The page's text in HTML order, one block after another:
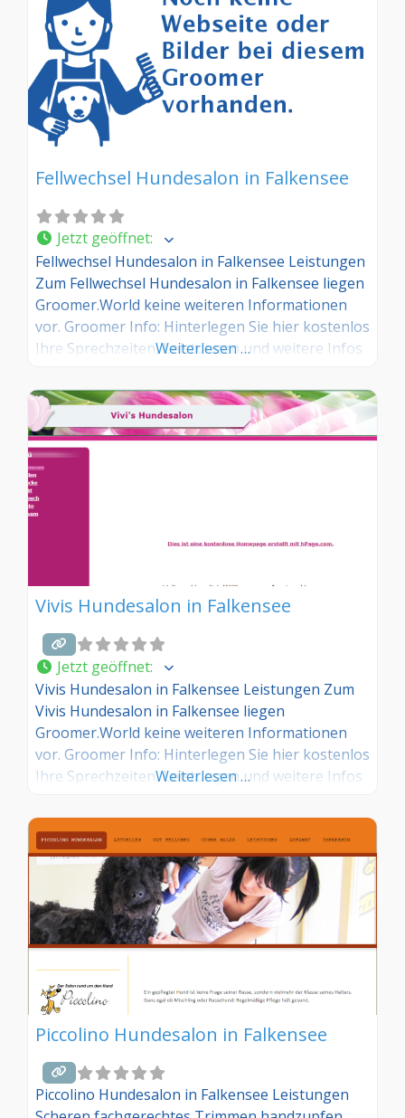
Fellwechsel Hundesalon in Falkensee
Jetzt geöffnet:
Fellwechsel Hundesalon in Falkensee Leistungen
Zum Fellwechsel Hundesalon in Falkensee liegen
Groomer.World keine weiteren Informationen
vor. Groomer Info: Hinterlegen Sie hier kostenlos
Ihre Sprechzeiten, Leistungen und weitere Infos
Hundesalons? Dann teilen Sie Ihre Erfahrungen
über die Kommentarfunktion unten mit anderen
Hundebesitzer/innen!
Weiterlesen …
Vivis Hundesalon in Falkensee
Jetzt geöffnet:
Vivis Hundesalon in Falkensee Leistungen Zum
Vivis Hundesalon in Falkensee liegen
Groomer.World keine weiteren Informationen
vor. Groomer Info: Hinterlegen Sie hier kostenlos
Ihre Sprechzeiten, Leistungen und weitere Infos
Hundesalons? Dann teilen Sie Ihre Erfahrungen
über die Kommentarfunktion unten mit anderen
Hundebesitzer/innen!
Weiterlesen …
Piccolino Hundesalon in Falkensee
Piccolino Hundesalon in Falkensee Leistungen